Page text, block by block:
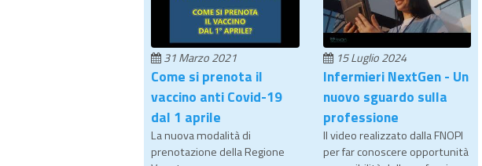
31 Marzo 2021
Come si prenota il
vaccino anti Covid-19
dal 1 aprile
La nuova modalità di
prenotazione della Regione
15 Luglio 2024
Infermieri NextGen - Un
nuovo sguardo sulla
professione
Il video realizzato dalla FNOPI
per far conoscere opportunità